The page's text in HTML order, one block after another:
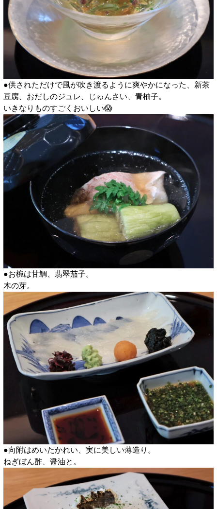
●供されただけで風が吹き渡るように爽やかになった、新茶
豆腐、おだしのジュレ、じゅんさい、青柚子。
いきなりものすごくおいしい😱
●お椀は甘鯛、翡翠茄子。
木の芽。
●向附はめいたかれい、実に美しい薄造り。
ねぎぼん酢、醤油と。